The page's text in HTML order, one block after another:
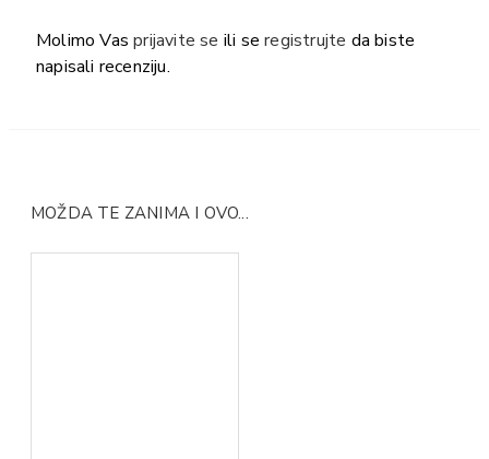
Molimo Vasprijavite se ili seregistrujte da biste
napisali recenziju.
MOŽDA TE ZANIMA I OVO...